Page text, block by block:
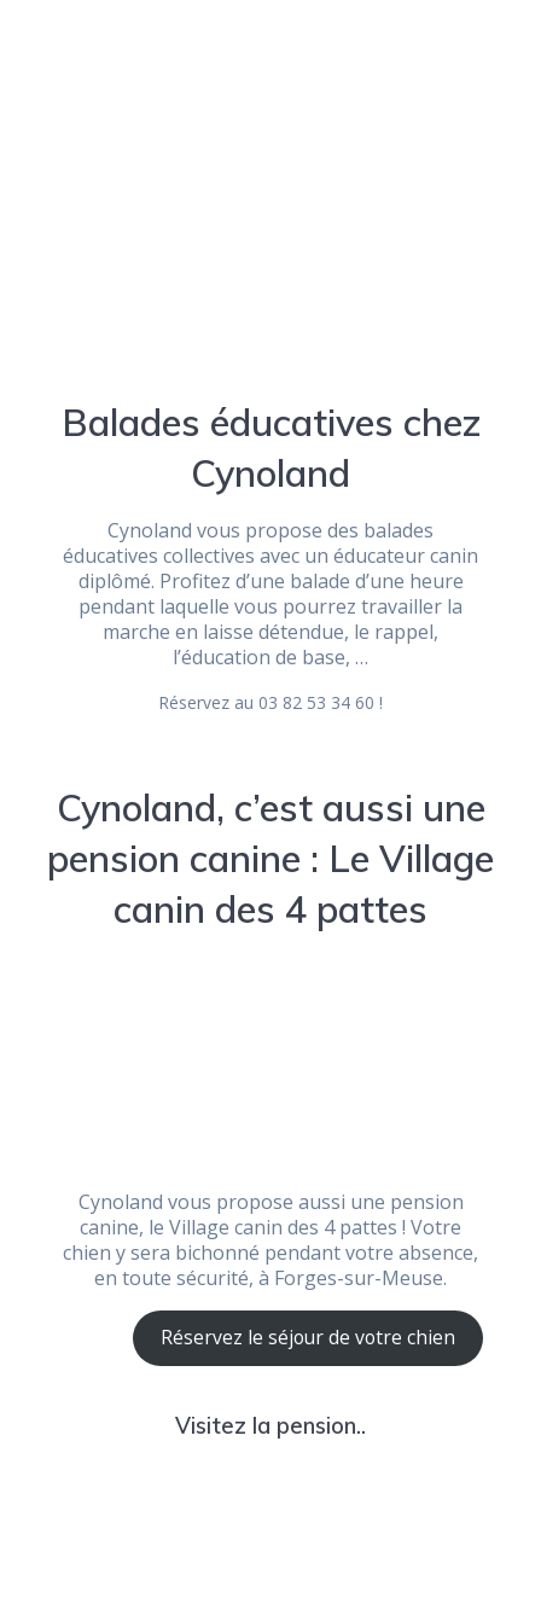
Balades éducatives chez
Cynoland
Cynoland vous propose des balades
éducatives collectives avec un éducateur canin
diplômé. Profitez d’une balade d’une heure
pendant laquelle vous pourrez travailler la
marche en laisse détendue, le rappel,
l’éducation de base, …
Réservez au 03 82 53 34 60 !
Cynoland, c’est aussi une
pension canine : Le Village
canin des 4 pattes
Cynoland vous propose aussi une pension
canine, le Village canin des 4 pattes ! Votre
chien y sera bichonné pendant votre absence,
en toute sécurité, à Forges-sur-Meuse.
Réservez le séjour de votre chien
Visitez la pension..